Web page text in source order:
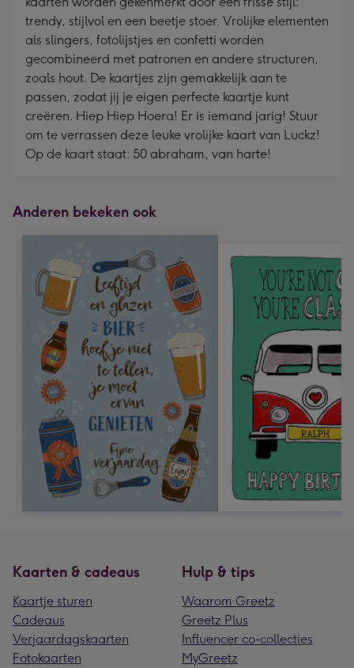
trendy, stijlvol en een beetje stoer. Vrolijke elementen
als slingers, fotolijstjes en confetti worden
gecombineerd met patronen en andere structuren,
zoals hout. De kaartjes zijn gemakkelijk aan te
passen, zodat jij je eigen perfecte kaartje kunt
creëren. Hiep Hiep Hoera! Er is iemand jarig! Stuur
om te verrassen deze leuke vrolijke kaart van Luckz!
Op de kaart staat: 50 abraham, van harte!
Anderen bekeken ook
Kaarten & cadeaus
Kaartje sturen
Cadeaus
Verjaardagskaarten
Fotokaarten
Hulp & tips
Waarom Greetz
Greetz Plus
Influencer co-collecties
MyGreetz